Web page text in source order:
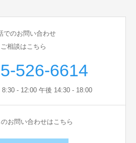
でのお問い合わせ
ご相談はこちら
526-6614
- 12:00 午後 14:30 - 18:00
お問い合わせはこちら